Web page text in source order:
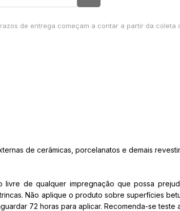
de entrega começam a contar a partir da coleta
de cerâmicas, porcelanatos e demais
de qualquer impregnação que possa
Não aplique o produto sobre superfícies
72 horas para aplicar. Recomenda-se teste